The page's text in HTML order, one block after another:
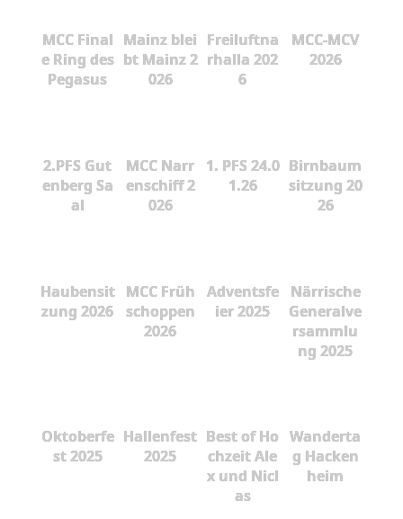
MCC Final
e Ring des
Pegasus
Mainz blei
bt Mainz 2
026
Freiluftna
rhalla 202
6
MCC-MCV
2026
2.PFS Gut
enberg Sa
al
MCC Narr
enschiff 2
026
1. PFS 24.0
1.26
Birnbaum
sitzung 20
26
Haubensit
zung 2026
MCC Früh
schoppen
2026
Adventsfe
ier 2025
Närrische
Generalve
rsammlu
ng 2025
Oktoberfe
st 2025
Hallenfest
2025
Best of Ho
chzeit Ale
x und Nicl
as
Wanderta
g Hacken
heim